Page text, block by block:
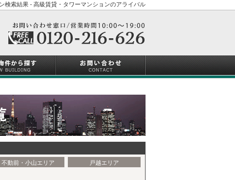
検索結果 - 高級賃貸・タワーマンションのアライバル
不動前・小山エリア
戸越エリア